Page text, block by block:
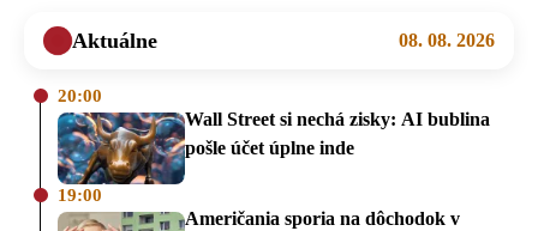
Aktuálne 08. 08. 2026
20:00
Wall Street si nechá zisky: AI bublina
pošle účet úplne inde
19:00
Američania sporia na dôchodok v